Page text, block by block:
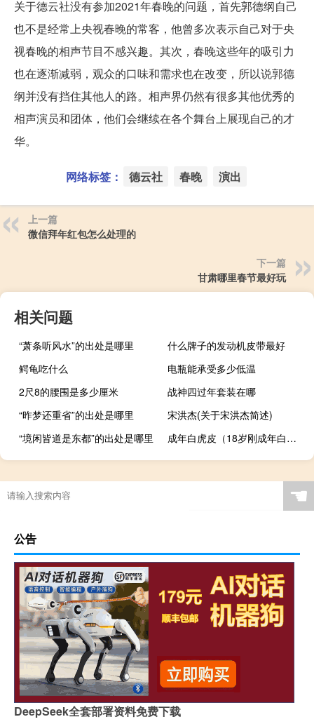
关于德云社没有参加2021年春晚的问题，首先郭德纲自己
也不是经常上央视春晚的常客，他曾多次表示自己对于央
视春晚的相声节目不感兴趣。其次，春晚这些年的吸引力
也在逐渐减弱，观众的口味和需求也在改变，所以说郭德
纲并没有挡住其他人的路。相声界仍然有很多其他优秀的
相声演员和团体，他们会继续在各个舞台上展现自己的才
华。
网络标签： 德云社 春晚 演出
上一篇
微信拜年红包怎么处理的
下一篇
甘肃哪里春节最好玩
相关问题
“萧条听风水”的出处是哪里
什么牌子的发动机皮带最好
鳄龟吃什么
电瓶能承受多少低温
2尺8的腰围是多少厘米
战神四过年套装在哪
“昨梦还重省”的出处是哪里
宋洪杰(关于宋洪杰简述)
“境闲皆道是东都”的出处是哪里
成年白虎皮（18岁刚成年白虎）
☚
公告
DeepSeek全套部署资料免费下载